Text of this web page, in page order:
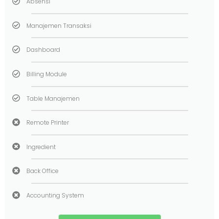
Manajemen Transaksi
Dashboard
Billing Module
Table Manajemen
Remote Printer
Ingredient
Back Office
Accounting System